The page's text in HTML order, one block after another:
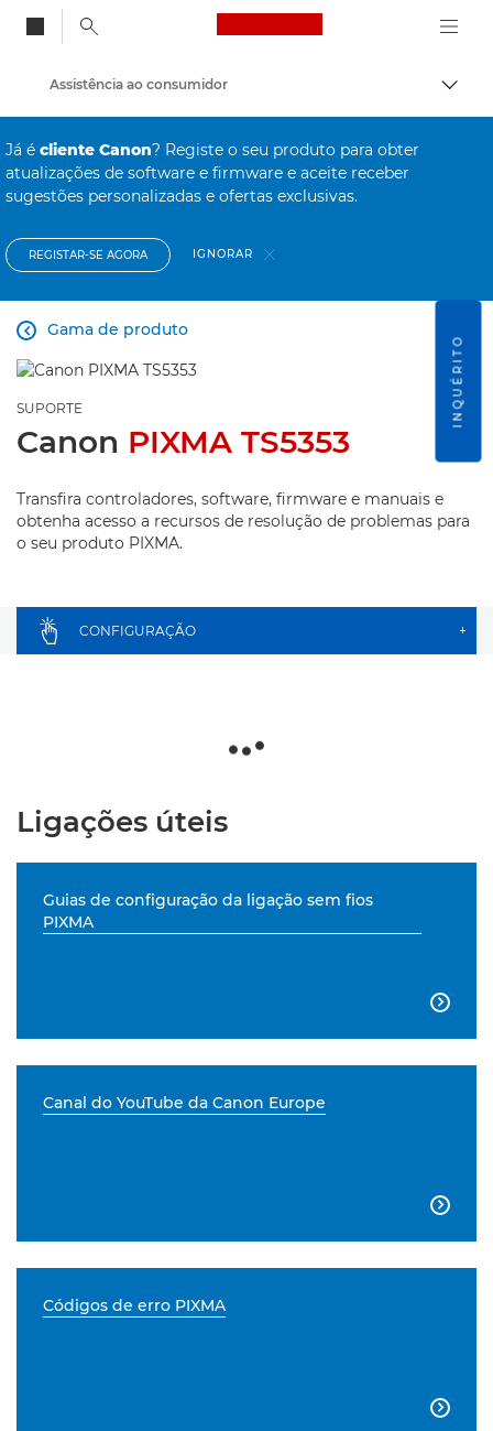
Canon Logo, back
Assistência ao consumidor
Já é cliente Canon? Registe o seu produto para obter
atualizações de software e firmware e aceite receber
sugestões personalizadas e ofertas exclusivas.
REGISTAR-SE AGORA IGNORAR
Gama de produto

SUPORTE
Canon PIXMA TS5353
Transfira controladores, software, firmware e manuais e
obtenha acesso a recursos de resolução de problemas para
o seu produto PIXMA.
CONFIGURAÇÃO +
Ligações úteis
Guias de configuração da ligação sem fios
PIXMA

Canal do YouTube da Canon Europe

Códigos de erro PIXMA

INQUÉRITO